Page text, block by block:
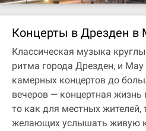
Концерты в Дрезден в
Классическая музыка
ритма города Дрезден, и
камерных концертов до
вечеров — концертная жизнь
то как для местных жителей,
желающих услышать живую